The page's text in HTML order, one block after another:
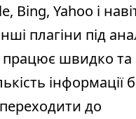
Bing, Yahoo і
плагіни під
працює швидко та
інформації
до